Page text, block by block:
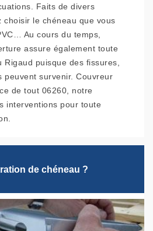
Faits de divers
choisir le chéneau que vous
Au cours du temps,
assure également toute
Rigaud puisque des fissures,
peuvent survenir. Couvreur
de tout 06260, notre
interventions pour toute
de chéneau ?